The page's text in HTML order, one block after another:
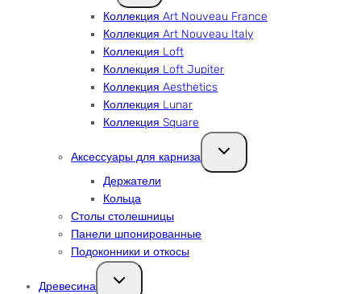
Коллекция Art Nouveau France
Коллекция Art Nouveau Italy
Коллекция Loft
Коллекция Loft Jupiter
Коллекция Aesthetics
Коллекция Lunar
Коллекция Square
Аксессуары для карниза
Переключить
дочернее
Держатели
Кольца
Столы столешницы
Панели шпонированные
Подоконники и откосы
Древесина
Переключить
дочернее